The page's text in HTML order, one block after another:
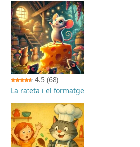
4.5 (68)
La rateta i el formatge